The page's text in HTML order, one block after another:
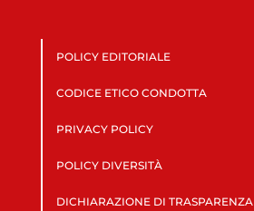
POLICY EDITORIALE
CODICE ETICO CONDOTTA
PRIVACY POLICY
POLICY DIVERSITÀ
DICHIARAZIONE DI TRASPARENZA